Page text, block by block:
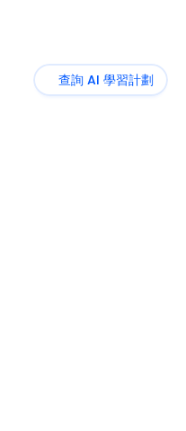
查詢 AI 學習計劃